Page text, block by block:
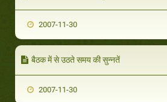
2007-11-30
बैठक में से उठते समय की सुन्नतें
2007-11-30